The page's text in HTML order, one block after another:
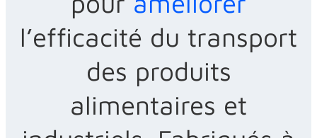
l’efficacité du transport
des produits
alimentaires et